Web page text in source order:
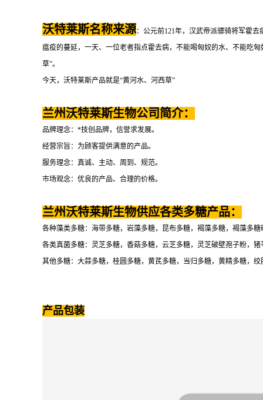
沃特莱斯名称来源：公元前121年，汉武帝派骠骑将军霍
瘟疫的蔓延，一天、一位老者指点霍去病，不能喝匈奴的水、不能吃
草”。
今天，沃特莱斯产品就是“黄河水、河西草”
兰州沃特莱斯生物公司简介：
品牌理念：*技创品牌，信誉求发展。
经营宗旨：为顾客提供满意的产品。
服务理念：真诚、主动、周到、规范。
市场观念：优良的产品、合理的价格。
兰州沃特莱斯生物供应各类多糖产品：
各种藻类多糖：海带多糖，岩藻多糖，昆布多糖，褐藻多糖，褐藻多糖
各类真菌多糖：灵芝多糖，香菇多糖，云芝多糖，灵芝破壁孢子粉，
其他多糖：大蒜多糖，桂圆多糖，黄芪多糖，当归多糖，黄精多糖，
产品包装